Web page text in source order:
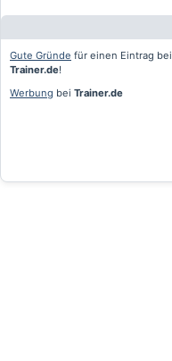
Gute Gründe für einen Eintrag bei
Trainer.de!
Werbung bei Trainer.de